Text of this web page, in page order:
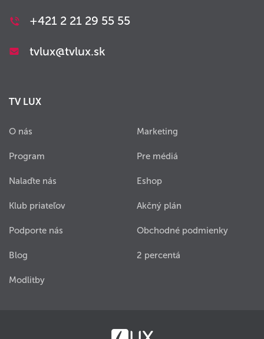
+421 2 21 29 55 55
tvlux@tvlux.sk
TV LUX
O nás
Program
Nalaďte nás
Klub priateľov
Podporte nás
Blog
Modlitby
Marketing
Pre médiá
Eshop
Akčný plán
Obchodné podmienky
2 percentá